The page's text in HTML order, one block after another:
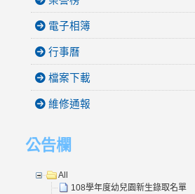
電子相簿
行事曆
檔案下載
維修通報
公告欄
All
108學年度幼兒園新生錄取名單